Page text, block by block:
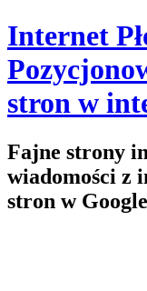
Skip
to
content
Internet
stron w
Fajne strony
wiadomości z
stron w